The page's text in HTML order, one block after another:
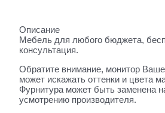
Описание
Мебель для любого бюджета,
консультация.
Обратите внимание, монитор
может искажать оттенки и цвета
Фурнитура может быть заменена
усмотрению производителя.